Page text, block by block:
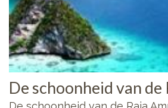
De schoonheid van de